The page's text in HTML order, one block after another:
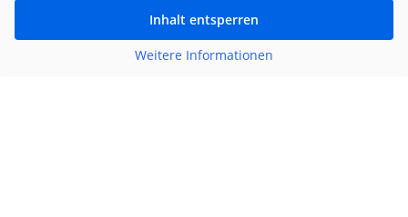
Inhalt entsperren
Weitere Informationen